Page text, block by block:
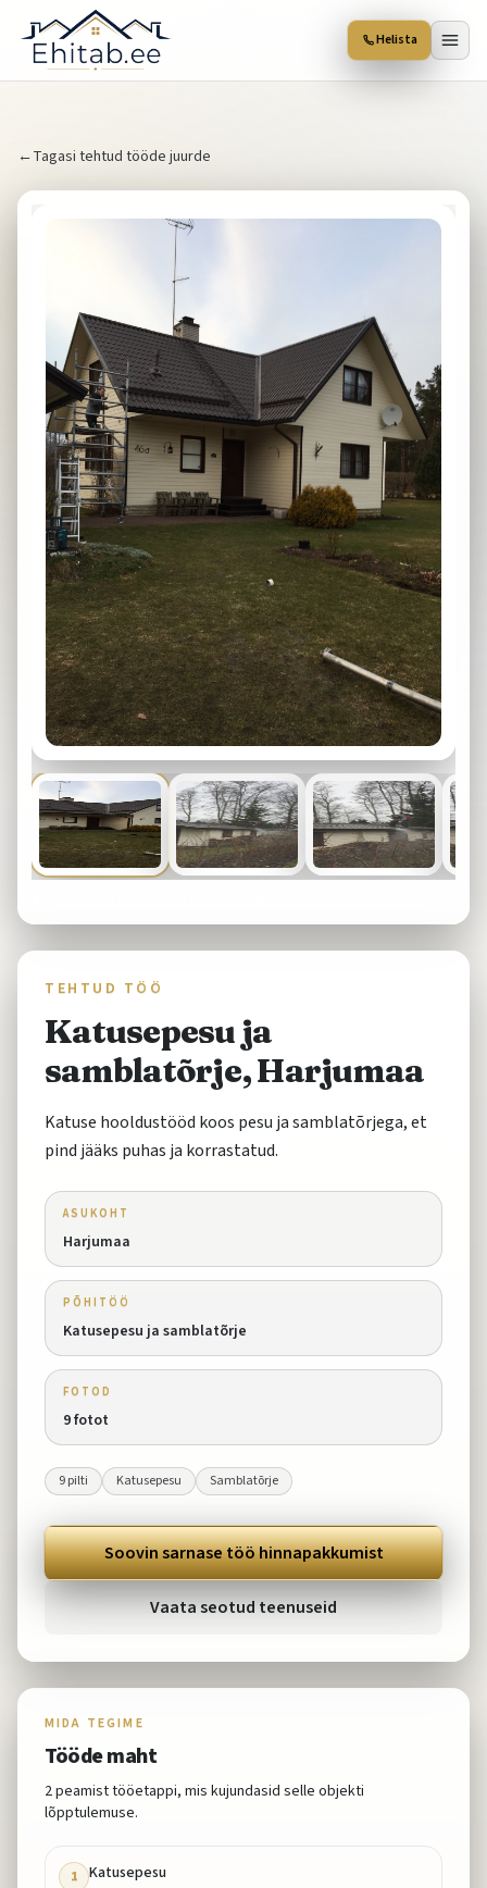
Helista
←Tagasi tehtud tööde juurde
TEHTUD TÖÖ
Katusepesu ja
samblatõrje, Harjumaa
Katuse hooldustööd koos pesu ja samblatõrjega, et
pind jääks puhas ja korrastatud.
ASUKOHT
Harjumaa
PÕHITÖÖ
Katusepesu ja samblatõrje
FOTOD
9fotot
9pilti Katusepesu Samblatõrje
Soovin sarnase töö hinnapakkumist
Vaata seotud teenuseid
MIDA TEGIME
Tööde maht
2peamist tööetappi, mis kujundasid selle objekti
lõpptulemuse.
1 Katusepesu